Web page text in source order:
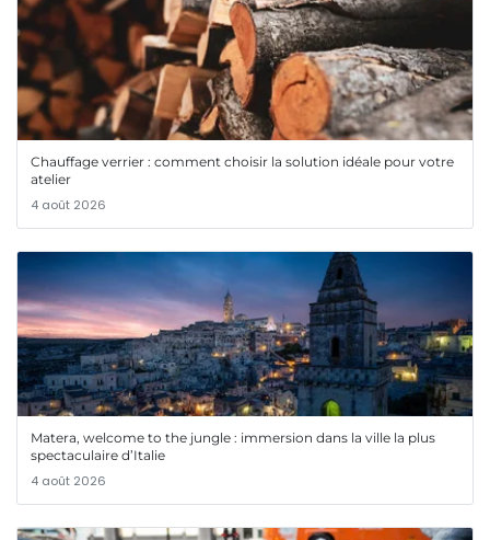
Chauffage verrier : comment choisir la solution idéale pour votre
atelier
4 août 2026
Matera, welcome to the jungle : immersion dans la ville la plus
spectaculaire d’Italie
4 août 2026